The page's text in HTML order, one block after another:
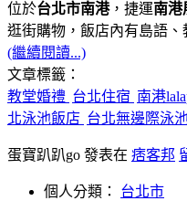
位於台北市南港，捷運南港
逛街購物，飯店內有島語
(繼續閱讀...)
文章標籤：
教堂婚禮 台北住宿 南港
北泳池飯店 台北無邊際泳
蛋寶趴趴go 發表在 痞客邦
個人分類： 台北市